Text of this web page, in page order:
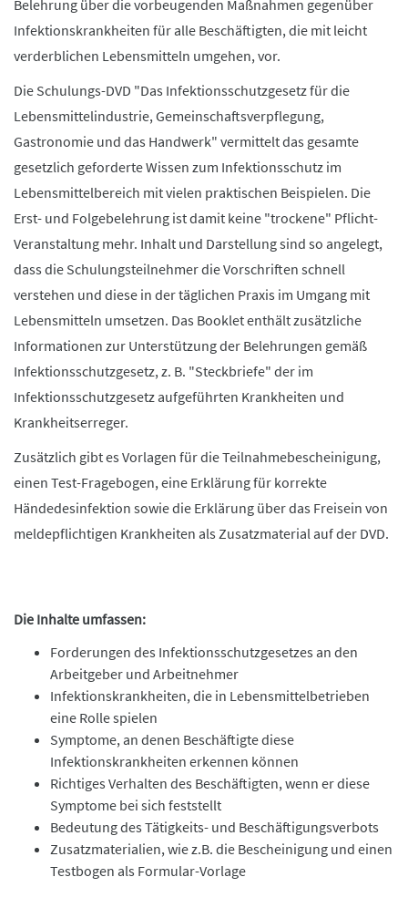
Belehrung über die vorbeugenden Maßnahmen gegenüber
Infektionskrankheiten für alle Beschäftigten, die mit leicht
verderblichen Lebensmitteln umgehen, vor.
Die Schulungs-DVD "Das Infektionsschutzgesetz für die
Lebensmittelindustrie, Gemeinschaftsverpflegung,
Gastronomie und das Handwerk" vermittelt das gesamte
gesetzlich geforderte Wissen zum Infektionsschutz im
Lebensmittelbereich mit vielen praktischen Beispielen. Die
Erst- und Folgebelehrung ist damit keine "trockene" Pflicht-
Veranstaltung mehr. Inhalt und Darstellung sind so angelegt,
dass die Schulungsteilnehmer die Vorschriften schnell
verstehen und diese in der täglichen Praxis im Umgang mit
Lebensmitteln umsetzen. Das Booklet enthält zusätzliche
Informationen zur Unterstützung der Belehrungen gemäß
Infektionsschutzgesetz, z. B. "Steckbriefe" der im
Infektionsschutzgesetz aufgeführten Krankheiten und
Krankheitserreger.
Zusätzlich gibt es Vorlagen für die Teilnahmebescheinigung,
einen Test-Fragebogen, eine Erklärung für korrekte
Händedesinfektion sowie die Erklärung über das Freisein von
meldepflichtigen Krankheiten als Zusatzmaterial auf der DVD.
Die Inhalte umfassen:
Forderungen des Infektionsschutzgesetzes an den
Arbeitgeber und Arbeitnehmer
Infektionskrankheiten, die in Lebensmittelbetrieben
eine Rolle spielen
Symptome, an denen Beschäftigte diese
Infektionskrankheiten erkennen können
Richtiges Verhalten des Beschäftigten, wenn er diese
Symptome bei sich feststellt
Bedeutung des Tätigkeits- und Beschäftigungsverbots
Zusatzmaterialien, wie z.B. die Bescheinigung und einen
Testbogen als Formular-Vorlage